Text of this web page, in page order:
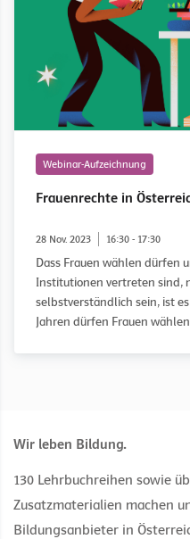
Webinar-Aufzeichnung
Frauenrechte in
28 Nov. 2023 16:30 - 17:30
Dass Frauen wählen dürfen
Institutionen vertreten sind,
selbstverständlich sein, ist
Jahren dürfen Frauen
Wir leben Bildung.
130 Lehrbuchreihen sowie
Zusatzmaterialien machen
Bildungsanbieter in